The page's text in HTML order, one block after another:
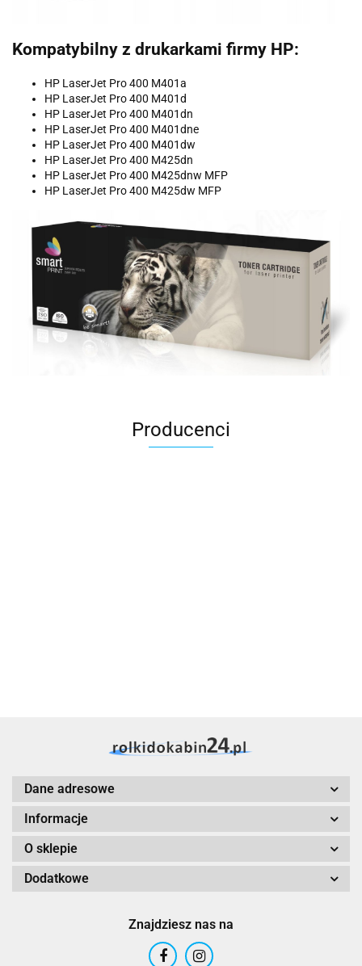
Kompatybilny z drukarkami firmy HP:
HP LaserJet Pro 400 M401a
HP LaserJet Pro 400 M401d
HP LaserJet Pro 400 M401dn
HP LaserJet Pro 400 M401dne
HP LaserJet Pro 400 M401dw
HP LaserJet Pro 400 M425dn
HP LaserJet Pro 400 M425dnw MFP
HP LaserJet Pro 400 M425dw MFP
Producenci
Dane adresowe
Informacje
O sklepie
Dodatkowe
Znajdziesz nas na